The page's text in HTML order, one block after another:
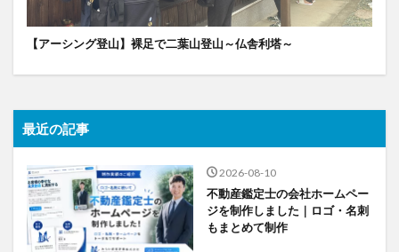
【アーシング登山】裸足で二葉山登山～仏舎利塔～
最近の記事
2026-08-10
不動産鑑定士の会社ホームペー
ジを制作しました｜ロゴ・名刺
もまとめて制作